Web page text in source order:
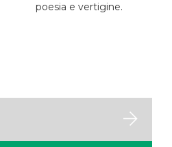
poesia e vertigine.